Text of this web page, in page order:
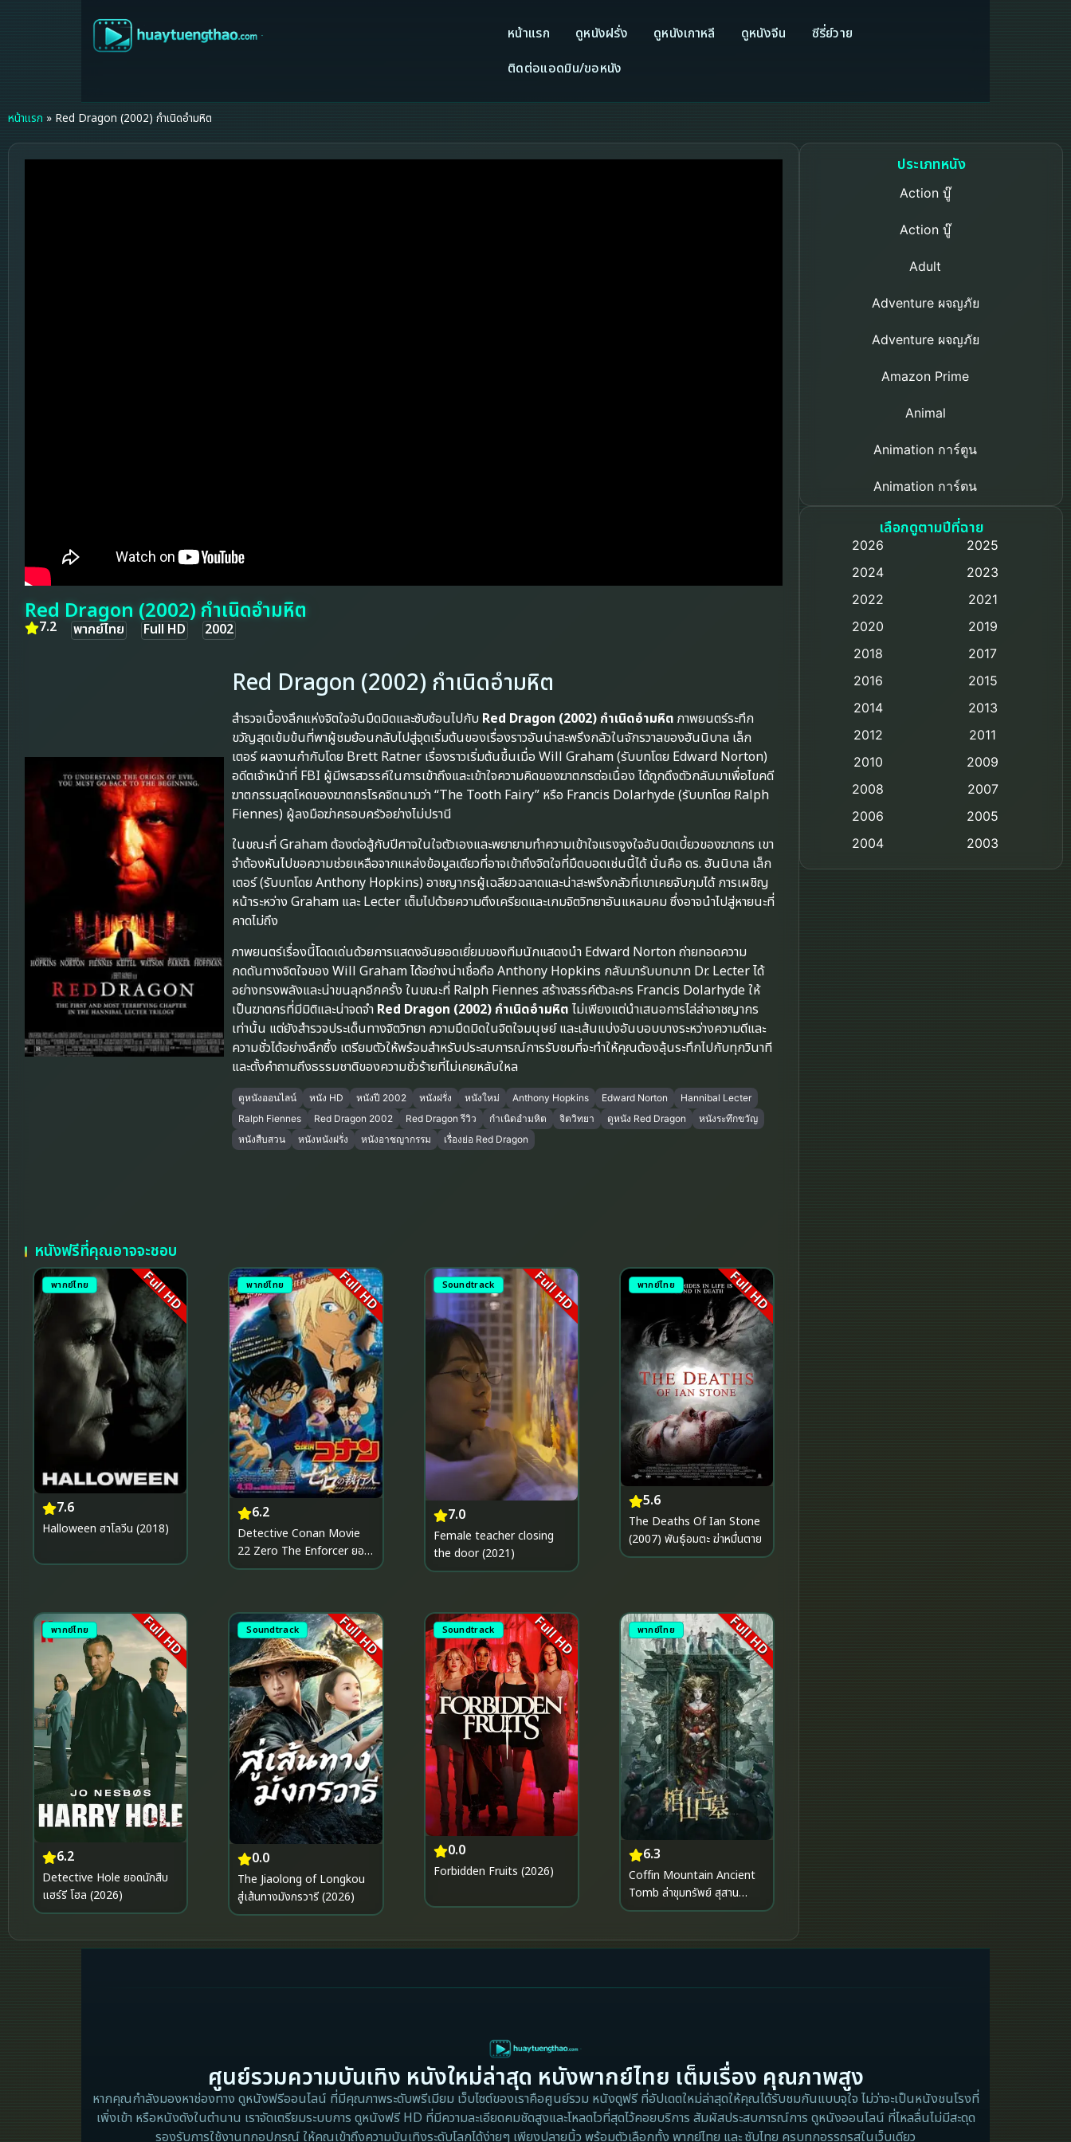
หน้าแรก ดูหนังฝรั่ง ดูหนังเกาหลี ดูหนังจีน
ซีรี่ย์วาย
ติดต่อแอดมิน/ขอหนัง
หน้าแรก » Red Dragon (2002) กำเนิดอำมหิต
Red Dragon (2002) กำเนิดอำมหิต
7.2 พากย์ไทย Full HD 2002
Red Dragon (2002) กำเนิดอำมหิต
สำรวจเบื้องลึกแห่งจิตใจอันมืดมิดและซับซ้อนไปกับ Red Dragon (2002) กำเนิดอำมหิต ภาพยนตร์ระทึก
ขวัญสุดเข้มข้นที่พาผู้ชมย้อนกลับไปสู่จุดเริ่มต้นของเรื่องราวอันน่าสะพรึงกลัวในจักรวาลของฮันนิบาล เล็ก
เตอร์ ผลงานกำกับโดย Brett Ratner เรื่องราวเริ่มต้นขึ้นเมื่อ Will Graham (รับบทโดย Edward Norton)
อดีตเจ้าหน้าที่ FBI ผู้มีพรสวรรค์ในการเข้าถึงและเข้าใจความคิดของฆาตกรต่อเนื่อง ได้ถูกดึงตัวกลับมาเพื่อไขคดี
ฆาตกรรมสุดโหดของฆาตกรโรคจิตนามว่า “The Tooth Fairy” หรือ Francis Dolarhyde (รับบทโดย Ralph
Fiennes) ผู้ลงมือฆ่าครอบครัวอย่างไม่ปรานี
ในขณะที่ Graham ต้องต่อสู้กับปีศาจในใจตัวเองและพยายามทำความเข้าใจแรงจูงใจอันบิดเบี้ยวของฆาตกร เขา
จำต้องหันไปขอความช่วยเหลือจากแหล่งข้อมูลเดียวที่อาจเข้าถึงจิตใจที่มืดบอดเช่นนี้ได้ นั่นคือ ดร. ฮันนิบาล เล็ก
เตอร์ (รับบทโดย Anthony Hopkins) อาชญากรผู้เฉลียวฉลาดและน่าสะพรึงกลัวที่เขาเคยจับกุมได้ การเผชิญ
หน้าระหว่าง Graham และ Lecter เต็มไปด้วยความตึงเครียดและเกมจิตวิทยาอันแหลมคม ซึ่งอาจนำไปสู่หายนะที่
คาดไม่ถึง
ภาพยนตร์เรื่องนี้โดดเด่นด้วยการแสดงอันยอดเยี่ยมของทีมนักแสดงนำ Edward Norton ถ่ายทอดความ
กดดันทางจิตใจของ Will Graham ได้อย่างน่าเชื่อถือ Anthony Hopkins กลับมารับบทบาท Dr. Lecter ได้
อย่างทรงพลังและน่าขนลุกอีกครั้ง ในขณะที่ Ralph Fiennes สร้างสรรค์ตัวละคร Francis Dolarhyde ให้
เป็นฆาตกรที่มีมิติและน่าจดจำ Red Dragon (2002) กำเนิดอำมหิต ไม่เพียงแต่นำเสนอการไล่ล่าอาชญากร
เท่านั้น แต่ยังสำรวจประเด็นทางจิตวิทยา ความมืดมิดในจิตใจมนุษย์ และเส้นแบ่งอันบอบบางระหว่างความดีและ
ความชั่วได้อย่างลึกซึ้ง เตรียมตัวให้พร้อมสำหรับประสบการณ์การรับชมที่จะทำให้คุณต้องลุ้นระทึกไปกับทุกวินาที
และตั้งคำถามถึงธรรมชาติของความชั่วร้ายที่ไม่เคยหลับใหล
ดูหนังออนไลน์ หนัง HD หนังปี 2002 หนังฝรั่ง หนังใหม่ Anthony Hopkins Edward Norton
Hannibal Lecter
Ralph Fiennes
Red Dragon 2002 Red Dragon รีวิว กำเนิดอำมหิต จิตวิทยา ดูหนัง Red Dragon
หนังระทึกขวัญ
หนังสืบสวน
หนังหนังฝรั่ง หนังอาชญากรรม เรื่องย่อ Red Dragon
หนังฟรีที่คุณอาจจะชอบ
พากย์ไทย Full HD
7.6
Halloween ฮาโลวีน (2018)
พากย์ไทย Full HD
6.2
Detective Conan Movie
22 Zero The Enforcer ยอด
นักสืบจิ๋วโคนัน ปฏิบัติการสายลับ
Soundtrack Full HD
7.0
Female teacher closing
the door (2021)
พากย์ไทย Full HD
5.6
The Deaths Of Ian Stone
(2007) พันธุ์อมตะ ฆ่าหมื่นตาย
พากย์ไทย Full HD
6.2
Detective Hole ยอดนักสืบ
แฮร์รี โฮล (2026)
Soundtrack Full HD
0.0
The Jiaolong of Longkou
สู่เส้นทางมังกรวารี (2026)
Soundtrack Full HD
0.0
Forbidden Fruits (2026)
พากย์ไทย Full HD
6.3
Coffin Mountain Ancient
Tomb ล่าขุมทรัพย์ สุสาน
โบราณ (2022)
ประเภทหนัง
Action บู๊
Action บู๊
Adult
Adventure ผจญภัย
Adventure ผจญภัย
Amazon Prime
Animal
Animation การ์ตูน
Animation การ์ตูน
Based on a True Story เรื่องจริง
Biography ชีวิตจริง
Black Comedy
Crime อาชญากรรม
Crime อาชญากรรม
Horror สยองขวัญ
Inspirational แรงบันดาลใจ
Investigation
เลือกดูตามปีที่ฉาย
2026
2025
2024
2023
2022
2021
2020
2019
2018
2017
2016
2015
2014
2013
2012
2011
2010
2009
2008
2007
2006
2005
2004
2003
2002
2000
ศูนย์รวมความบันเทิง หนังใหม่ล่าสุด หนังพากย์ไทย เต็มเรื่อง คุณภาพสูง
หากคุณกำลังมองหาช่องทาง ดูหนังฟรีออนไลน์ ที่มีคุณภาพระดับพรีเมียม เว็บไซต์ของเราคือศูนย์รวม หนังดูฟรี ที่อัปเดตใหม่ล่าสุดให้คุณได้รับชมกันแบบจุใจ ไม่ว่าจะเป็นหนังชนโรงที่
เพิ่งเข้า หรือหนังดังในตำนาน เราจัดเตรียมระบบการ ดูหนังฟรี HD ที่มีความละเอียดคมชัดสูงและโหลดไวที่สุดไว้คอยบริการ สัมผัสประสบการณ์การ ดูหนังออนไลน์ ที่ไหลลื่นไม่มีสะดุด
รองรับการใช้งานทุกอุปกรณ์ ให้คุณเข้าถึงความบันเทิงระดับโลกได้ง่ายๆ เพียงปลายนิ้ว พร้อมตัวเลือกทั้ง พากย์ไทย และ ซับไทย ครบทุกอรรถรสในเว็บเดียว